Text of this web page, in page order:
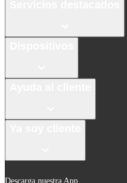
Descarga nuestra App